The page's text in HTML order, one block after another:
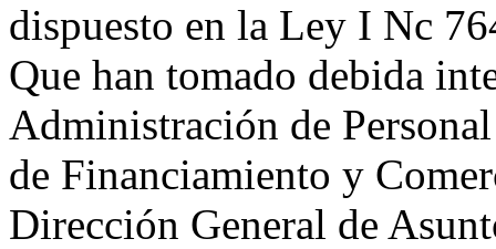
dispuesto en la Ley I Nc
Que han tomado debida
Administración de
de Financiamiento y
Dirección General de